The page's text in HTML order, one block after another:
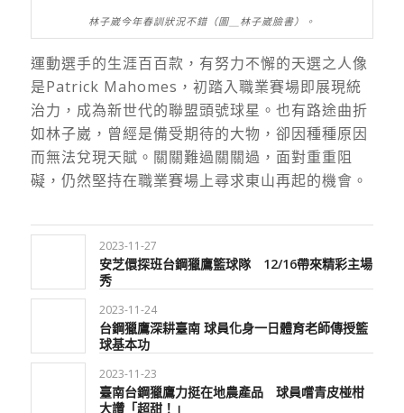
林子崴今年春訓狀況不錯（圖＿林子崴臉書）。
運動選手的生涯百百款，有努力不懈的天選之人像
是Patrick Mahomes ，初踏入職業賽場即展現統
治力，成為新世代的聯盟頭號球星。也有路途曲折
如林子崴，曾經是備受期待的大物，卻因種種原因
而無法兌現天賦。關關難過關關過，面對重重阻
礙，仍然堅持在職業賽場上尋求東山再起的機會。
2023-11-27
安芝儇探班台鋼獵鷹籃球隊 12/16帶來精彩主場
秀
2023-11-24
台鋼獵鷹深耕臺南 球員化身一日體育老師傳授籃
球基本功
2023-11-23
臺南台鋼獵鷹力挺在地農產品 球員嚐青皮椪柑
大讚「超甜！」